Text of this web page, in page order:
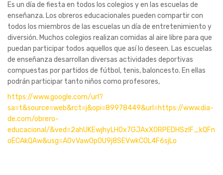
Es un día de fiesta en todos los colegios y en las escuelas de
enseñanza. Los obreros educacionales pueden compartir con
todos los miembros de las escuelas un día de entretenimiento y
diversión. Muchos colegios realizan comidas al aire libre para que
puedan participar todos aquellos que así lo deseen. Las escuelas
de enseñanza desarrollan diversas actividades deportivas
compuestas por partidos de fútbol, tenis, baloncesto. En ellas
podrán participar tanto niños como profesores,
https://www.google.com/url?
sa=t&source=web&rct=j&opi=89978449&url=https://www.dia-
de.com/obrero-
educacional/&ved=2ahUKEwjhyLH0x7GJAxX0RPEDHSzlF_kQFn
oECAkQAw&usg=AOvVaw0pOU9j8SEVwkCOL4F6sjLo